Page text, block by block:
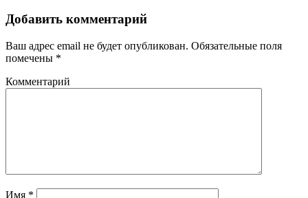
Добавить комментарий
Ваш адрес email не будет опубликован. Обязательные поля
помечены *
Комментарий
Имя *